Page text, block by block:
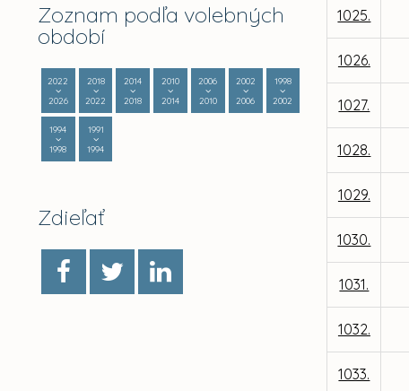
Zoznam podľa volebných
období
2022
2026
2018
2022
2014
2018
2010
2014
2006
2010
2002
2006
1998
2002
1994
1998
1991
1994
Zdieľať
1025.
1026.
1027.
1028.
1029.
1030.
1031.
1032.
1033.